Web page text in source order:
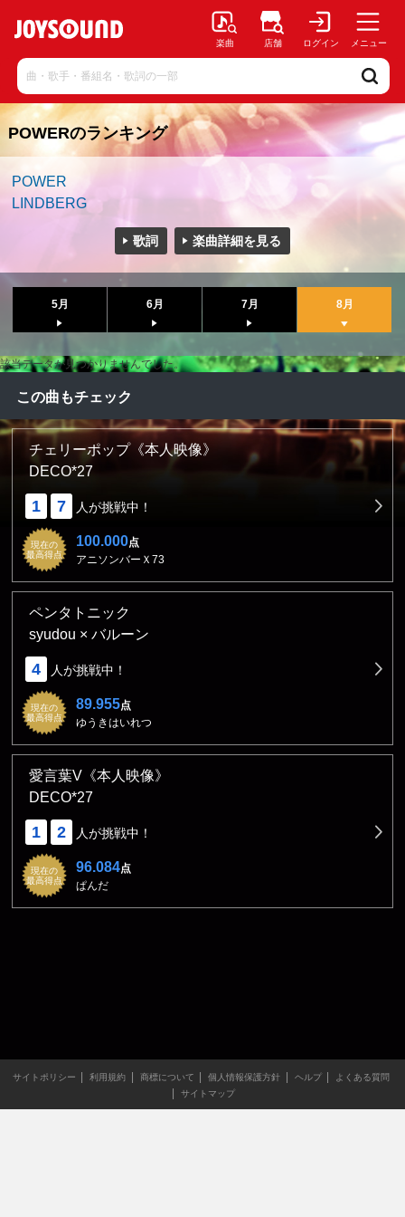
楽曲 店舗 ログイン メニュー
POWERのランキング
POWER
LINDBERG
歌詞 楽曲詳細を見る
5月 6月 7月 8月
該当データが見つかりませんでした。
この曲もチェック
チェリーポップ《本人映像》
DECO*27
1 7 人が挑戦中！
現在の
最高得点
100.000点
アニソンバーＸ73
ペンタトニック
syudou × バルーン
4 人が挑戦中！
現在の
最高得点
89.955点
ゆうきはいれつ
愛言葉V《本人映像》
DECO*27
1 2 人が挑戦中！
現在の
最高得点
96.084点
ぱんだ
サイトポリシー 利用規約 商標について 個人情報保護方針 ヘルプ
よくある質問
サイトマップ